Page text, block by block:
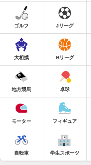
ゴルフ Jリーグ
大相撲 Bリーグ
地方競馬 卓球
モーター フィギュア
自転車 学生スポーツ